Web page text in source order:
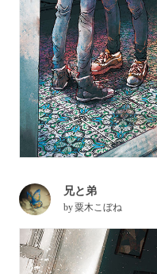
兄と弟
by粟木こぼね